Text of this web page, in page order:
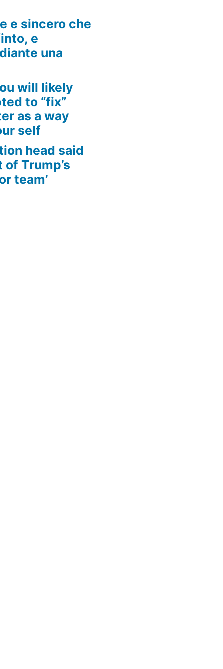
e sincero che
e
una
will likely
to “fix”
as a way
self
head said
Trump’s
team’